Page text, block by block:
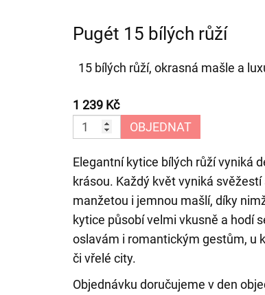
Pugét 15 bílých růží
15 bílých růží, okrasná mašle a
1 239 Kč
OBJEDNAT
Elegantní kytice bílých růží vyniká
krásou. Každý květ vyniká
manžetou i jemnou mašlí, díky
kytice působí velmi vkusně a hodí
oslavám i romantickým gestům, u
či vřelé city.
Objednávku doručujeme v den